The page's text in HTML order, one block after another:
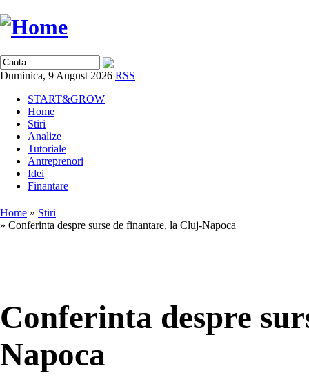
Duminica, 9 August 2026 RSS
START&GROW
Home
Stiri
Analize
Tutoriale
Antreprenori
Idei
Finantare
Home » Stiri
» Conferinta despre surse de finantare, la Cluj-Napoca
Conferinta despre
Napoca